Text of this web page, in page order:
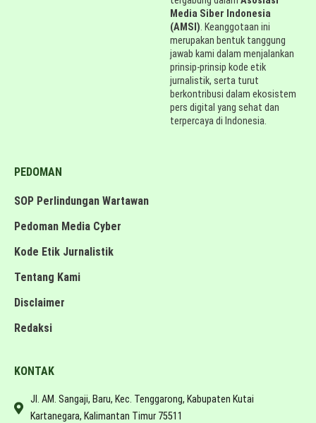
Media Siber Indonesia
(AMSI). Keanggotaan ini
merupakan bentuk tanggung
jawab kami dalam menjalankan
prinsip-prinsip kode etik
jurnalistik, serta turut
berkontribusi dalam ekosistem
pers digital yang sehat dan
terpercaya di Indonesia.
PEDOMAN
SOP Perlindungan Wartawan
Pedoman Media Cyber
Kode Etik Jurnalistik
Tentang Kami
Disclaimer
Redaksi
KONTAK
Jl. AM. Sangaji, Baru, Kec. Tenggarong, Kabupaten Kutai
Kartanegara, Kalimantan Timur 75511